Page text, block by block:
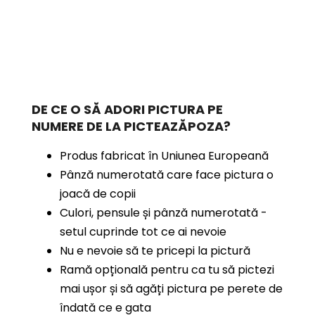
DE CE O SĂ ADORI PICTURA PE
NUMERE DE LA PICTEAZĂPOZA?
Produs fabricat în Uniunea Europeană
Pânză numerotată care face pictura o
joacă de copii
Culori, pensule și pânză numerotată -
setul cuprinde tot ce ai nevoie
Nu e nevoie să te pricepi la pictură
Ramă opțională pentru ca tu să pictezi
mai ușor și să agăți pictura pe perete de
îndată ce e gata